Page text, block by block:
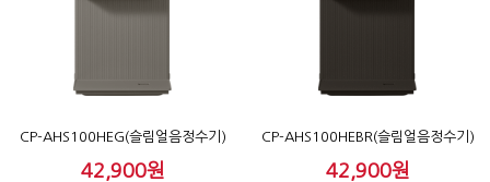
CP-AHS100HEG(슬림얼음정수기)
42,900원
CP-AHS100HEBR(슬림얼음정수기)
42,900원